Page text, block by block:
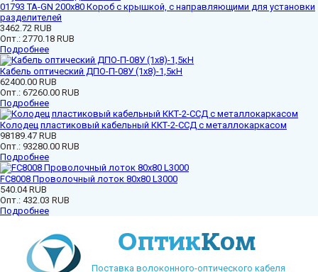
01793 ТА-GN 200x80 Короб с крышкой, с направляющими для установки
разделителей
3462.72 RUB
Опт.: 2770.18 RUB
Подробнее
Кабель оптический ДПО-П-08У (1х8)-1,5кН
62400.00 RUB
Опт.: 67260.00 RUB
Подробнее
Колодец пластиковый кабельный ККТ-2-ССД с металлокаркасом
98189.47 RUB
Опт.: 93280.00 RUB
Подробнее
FC8008 Проволочный лоток 80х80 L3000
540.04 RUB
Опт.: 432.03 RUB
Подробнее
Поставка волоконного-оптического кабеля